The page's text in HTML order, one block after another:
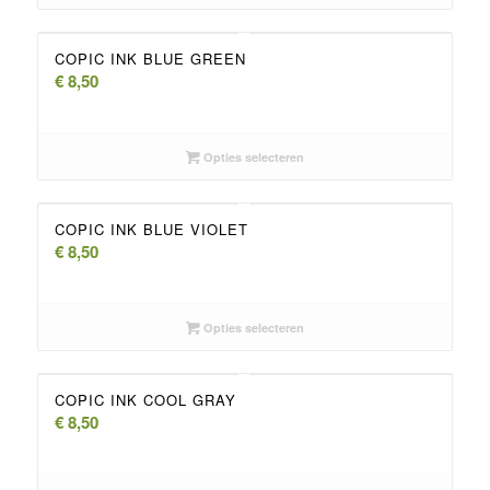
COPIC INK BLUE GREEN
€8,50
Opties selecteren
COPIC INK BLUE VIOLET
€8,50
Opties selecteren
COPIC INK COOL GRAY
€8,50